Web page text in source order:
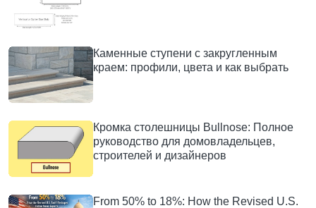
Каменные ступени с закругленным
краем: профили, цвета и как выбрать
Кромка столешницы Bullnose: Полное
руководство для домовладельцев,
строителей и дизайнеров
From 50% to 18%: How the Revised U.S.